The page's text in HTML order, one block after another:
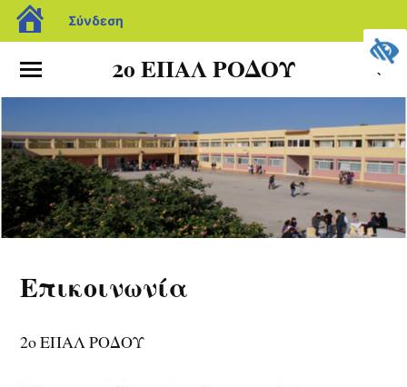
Σύνδεση
2ο ΕΠΑΛ ΡΟΔΟΥ
Επικοινωνία
2ο ΕΠΑΛ ΡΟΔΟΥ